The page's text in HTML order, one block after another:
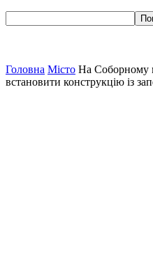
Головна Місто На Соборному
встановити конструкцію із